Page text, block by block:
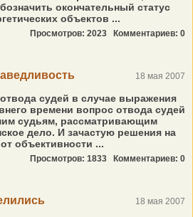
окончательный статус
объектов ...
Просмотров: 2023 Комментариев: 0
18 мая 2007
судей в случае выражения
времени вопрос отвода судей
судьям, рассматривающим
дело. И зачастую решения на
объективности ...
Просмотров: 1833 Комментариев: 0
18 мая 2007